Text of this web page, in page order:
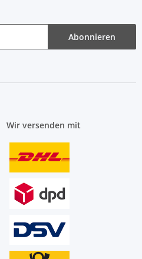
Abonnieren
Wir versenden mit